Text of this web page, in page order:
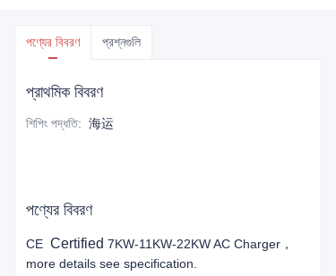
পণ্যের বিবরণ প্রশ্নগুলি
প্রাথমিক বিবরণ
শিপিং পদ্ধতি: 海运
পণ্যের বিবরণ
CE Certified 7KW-11KW-22KW AC Charger，
more details see specification.